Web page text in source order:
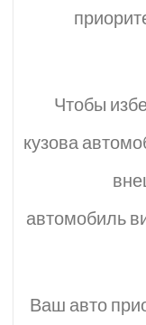
Чтобы
кузова
автомобиль
Ваш авто